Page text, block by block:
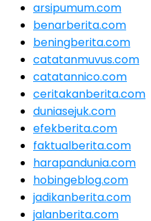
arsipumum.com
benarberita.com
beningberita.com
catatanmuvus.com
catatannico.com
ceritakanberita.com
duniasejuk.com
efekberita.com
faktualberita.com
harapandunia.com
hobingeblog.com
jadikanberita.com
jalanberita.com